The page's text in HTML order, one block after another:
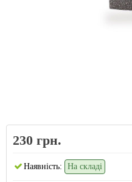
230 грн.
Наявність: На складі